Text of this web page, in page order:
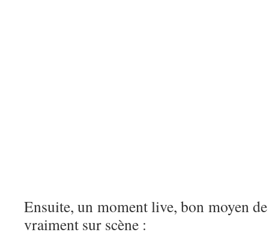
Ensuite, un moment live, bon moyen
vraiment sur scène :